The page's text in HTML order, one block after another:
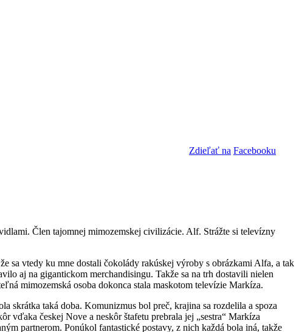
Zdieľať na Facebooku
Člen tajomnej mimozemskej civilizácie. Alf. Strážte si televízny
sa vtedy ku mne dostali čokolády rakúskej výroby s obrázkami Alfa, a tak
aj na gigantickom merchandisingu. Takže sa na trh dostavili nielen
mimozemská osoba dokonca stala maskotom televízie Markíza.
taká doba. Komunizmus bol preč, krajina sa rozdelila a spoza
vďaka českej Nove a neskôr štafetu prebrala jej „sestra“ Markíza
partnerom. Ponúkol fantastické postavy, z nich každá bola iná, takže